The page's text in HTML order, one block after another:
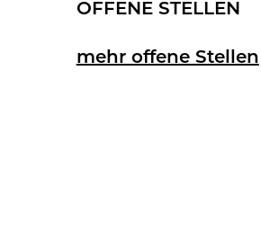
OF­FE­NE STEL­LEN
mehr of­fe­ne Stel­len